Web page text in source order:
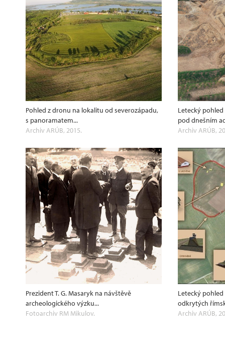
Pohled z dronu na lokalitu od severozápadu,
s panoramatem...
Archiv ARÚB, 2015.
Letecký
pod dnešním
Archiv ARÚB,
Prezident T. G. Masaryk na návštěvě
archeologického výzku...
Fotoarchiv RM Mikulov.
Letecký
odkrytých
Archiv ARÚB,